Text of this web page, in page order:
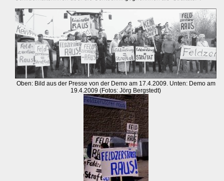
Oben: Bild aus der Presse von der Demo am 17.4.2009. Unten: Demo am
19.4.2009 (Fotos: Jörg Bergstedt)